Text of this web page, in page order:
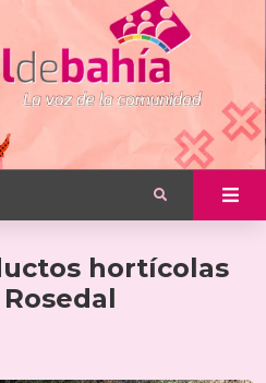
hortícolas